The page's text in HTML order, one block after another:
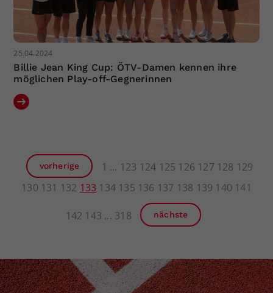
25.04.2024
Billie Jean King Cup: ÖTV-Damen kennen ihre
möglichen Play-off-Gegnerinnen
vorherige 1 123 124 125 126 127 128 129
130 131 132 133 134 135 136 137 138 139 140 141
142 143 318 nächste